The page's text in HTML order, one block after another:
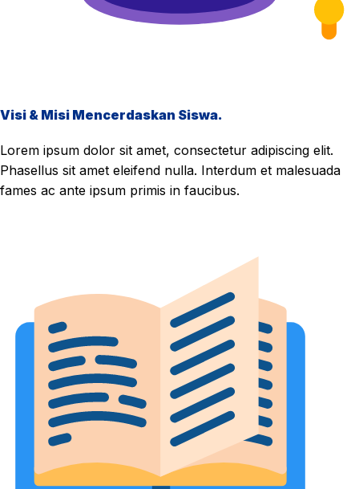
Visi & Misi Mencerdaskan Siswa.
Lorem ipsum dolor sit amet, consectetur adipiscing elit.
Phasellus sit amet eleifend nulla. Interdum et malesuada
fames ac ante ipsum primis in faucibus.